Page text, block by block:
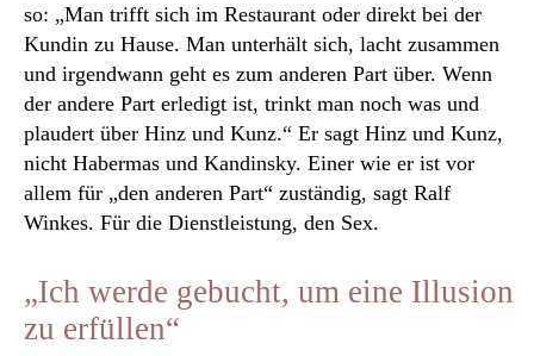
so: „Man trifft sich im Restaurant oder direkt bei der
Kundin zu Hause. Man unterhält sich, lacht zusammen
und irgendwann geht es zum anderen Part über. Wenn
der andere Part erledigt ist, trinkt man noch was und
plaudert über Hinz und Kunz.“ Er sagt Hinz und Kunz,
nicht Habermas und Kandinsky. Einer wie er ist vor
allem für „den anderen Part“ zuständig, sagt Ralf
Winkes. Für die Dienstleistung, den Sex.
„Ich werde gebucht, um eine Illusion
zu erfüllen“